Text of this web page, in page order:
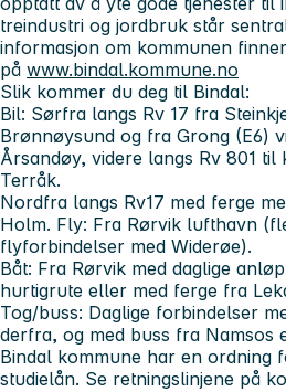
treindustri og jordbruk står
informasjon om kommunen
på www.bindal.kommune.no
Slik kommer du deg til Bindal:
Bil: Sørfra langs Rv 17 fra
Brønnøysund og fra Grong (E6)
Årsandøy, videre langs Rv 801 til
Terråk.
Nordfra langs Rv17 med ferge
Holm. Fly: Fra Rørvik lufthavn
flyforbindelser med Widerøe).
Båt: Fra Rørvik med daglige
hurtigrute eller med ferge fra
Tog/buss: Daglige forbindelser
derfra, og med buss fra Namsos
Bindal kommune har en ordning
studielån. Se retningslinjene på